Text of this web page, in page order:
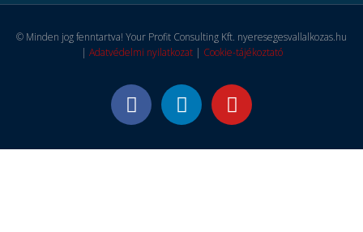
© Minden jog fenntartva! Your Profit Consulting Kft. nyeresegesvallalkozas.hu
| Adatvédelmi nyilatkozat| Cookie-tájékoztató